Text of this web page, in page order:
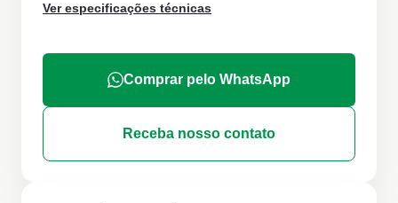
Ver especificações técnicas
Comprar pelo WhatsApp
Receba nosso contato